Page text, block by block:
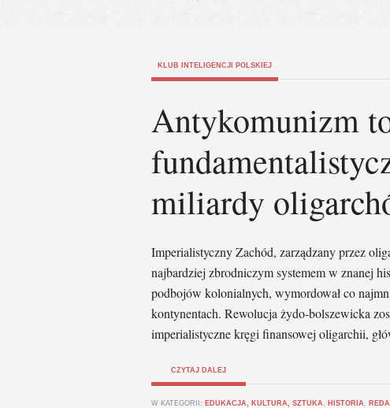
KLUB INTELIGENCJI POLSKIEJ
Antykomunizm
miliardy
Imperialistyczny Zachód, zarządzany przez
najbardziej zbrodniczym systemem w znanej
podbojów kolonialnych, wymordował co
kontynentach. Rewolucja żydo-bolszewicka
imperialistyczne kręgi finansowej oligarchii,
CZYTAJ DALEJ
W KATEGORII: EDUKACJA, KULTURA, SZTUKA , HISTORIA ,